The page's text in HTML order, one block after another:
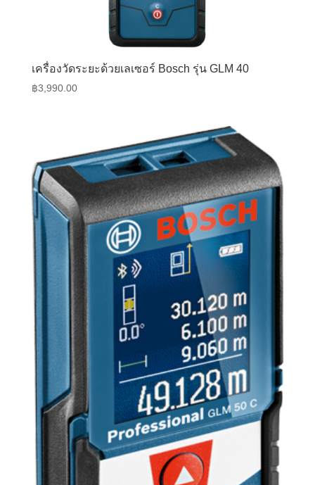
เครื่องวัดระยะด้วยเลเซอร์ Bosch รุ่น GLM 40
฿3,990.00